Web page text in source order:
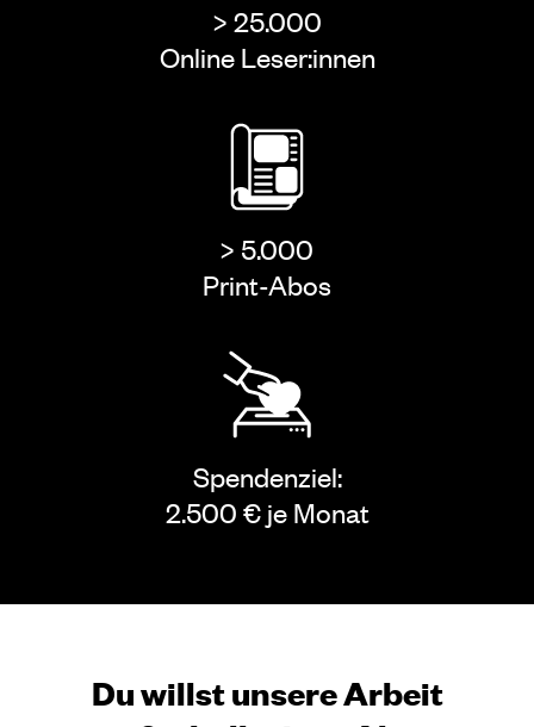
> 25.000
Online Leser:innen
> 5.000
Print-Abos
Spendenziel:
2.500 € je Monat
Du willst unsere Arbeit